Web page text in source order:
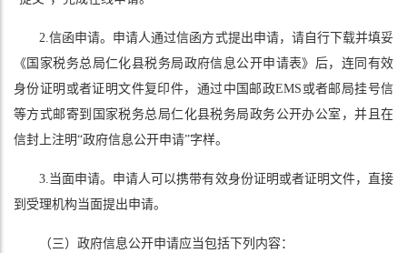
2.信函申请。申请人通过信函方式提出申请，请自行下载并填妥
《国家税务总局仁化县税务局政府信息公开申请表》后，连同有效
身份证明或者证明文件复印件，通过中国邮政EMS或者邮局挂号信
等方式邮寄到国家税务总局仁化县税务局政务公开办公室，并且在
信封上注明“政府信息公开申请”字样。
3.当面申请。申请人可以携带有效身份证明或者证明文件，直接
到受理机构当面提出申请。
（三）政府信息公开申请应当包括下列内容：